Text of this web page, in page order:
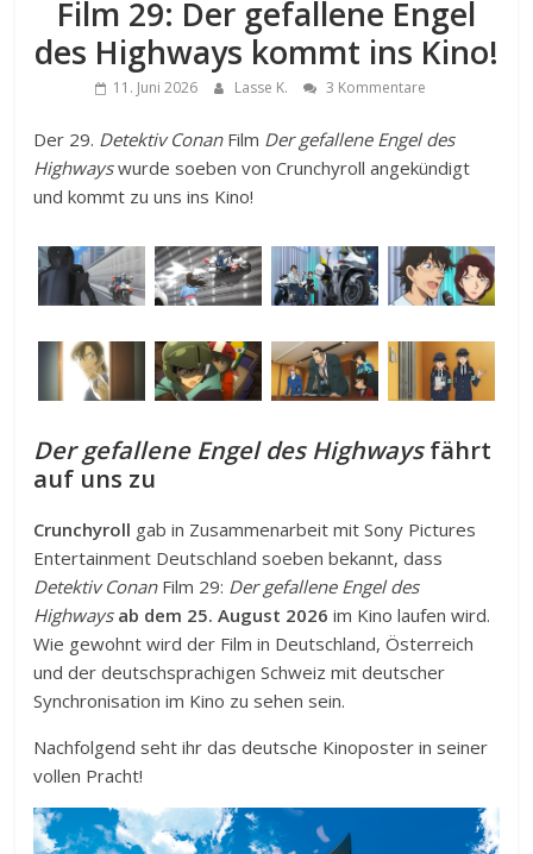
Film 29: Der gefallene Engel
des Highways kommt ins Kino!
11. Juni 2026 Lasse K. 3 Kommentare
Der 29. Detektiv ConanFilm Der gefallene Engel des
Highwayswurde soeben von Crunchyroll angekündigt
und kommt zu uns ins Kino!
Der gefallene Engel des Highwaysfährt
auf uns zu
Crunchyroll gab in Zusammenarbeit mit Sony Pictures
Entertainment Deutschland soeben bekannt, dass
Detektiv ConanFilm 29: Der gefallene Engel des
Highways ab dem 25. August 2026 im Kino laufen wird.
Wie gewohnt wird der Film in Deutschland, Österreich
und der deutschsprachigen Schweiz mit deutscher
Synchronisation im Kino zu sehen sein.
Nachfolgend seht ihr das deutsche Kinoposter in seiner
vollen Pracht!